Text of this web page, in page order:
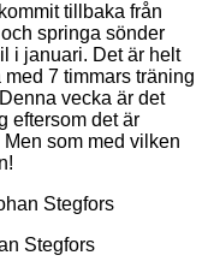
tillbaka från
springa sönder
i januari. Det är helt
7 timmars träning
vecka är det
eftersom det är
som med vilken
Stegfors